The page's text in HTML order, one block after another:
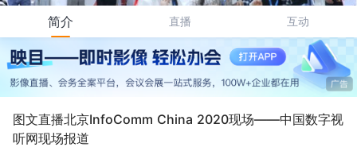
简介 直播 互动
图文直播北京InfoComm China 2020现场——中国数字视
听网现场报道